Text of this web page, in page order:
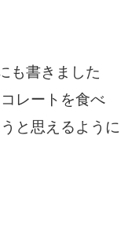
も書きました
レートを食べ
と思えるように